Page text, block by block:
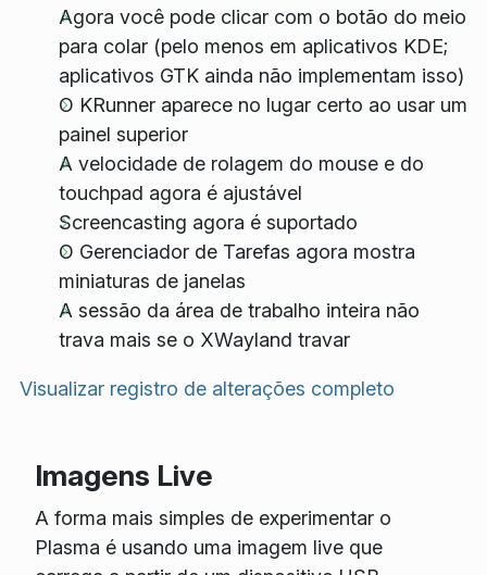
Agora você pode clicar com o botão do meio
para colar (pelo menos em aplicativos KDE;
aplicativos GTK ainda não implementam isso)
O KRunner aparece no lugar certo ao usar um
painel superior
A velocidade de rolagem do mouse e do
touchpad agora é ajustável
Screencasting agora é suportado
O Gerenciador de Tarefas agora mostra
miniaturas de janelas
A sessão da área de trabalho inteira não
trava mais se o XWayland travar
Visualizar registro de alterações completo
Imagens Live
A forma mais simples de experimentar o
Plasma é usando uma imagem live que